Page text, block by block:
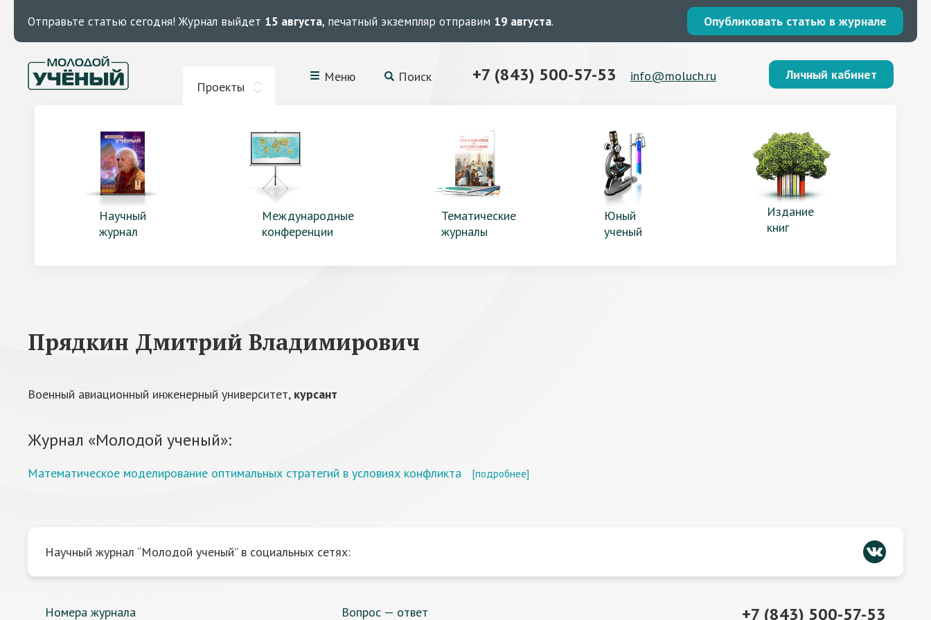
Отправьте статью сегодня! Журнал выйдет 15 августа, печатный экземпляр отправим 19 августа. Опубликовать статью в журнале
Проекты
Меню Поиск +7 (843) 500-57-53 info@moluch.ru Личный кабинет
Научный
журнал
Международные
конференции
Тематические
журналы
Юный
ученый
Издание
книг
Прядкин Дмитрий Владимирович
Военный авиационный инженерный университет, курсант
Журнал «Молодой ученый»:
Математическое моделирование оптимальных стратегий в условиях конфликта [подробнее]
Научный журнал “Молодой ученый” в социальных сетях:
Номера журнала Вопрос — ответ +7 (843) 500-57-53